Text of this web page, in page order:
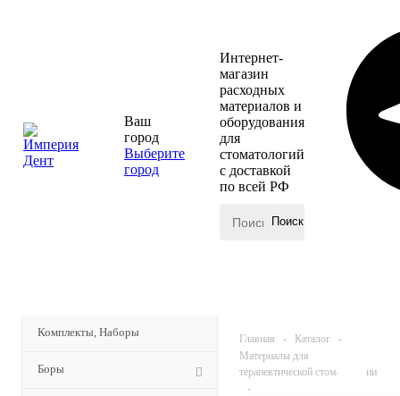
Ваш
город
Выберите
город
Интернет-
магазин
расходных
материалов и
оборудования
для
стоматологий
с доставкой
по всей РФ
Комплекты, Наборы
Боры
Главная - Каталог
-
Материалы для
терапевтической стоматологии
-